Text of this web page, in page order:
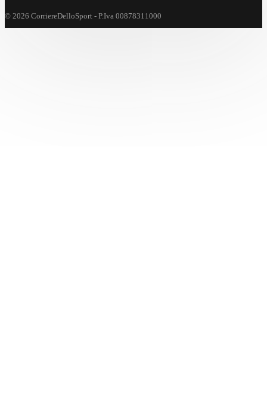
© 2026 CorriereDelloSport - P.Iva 00878311000